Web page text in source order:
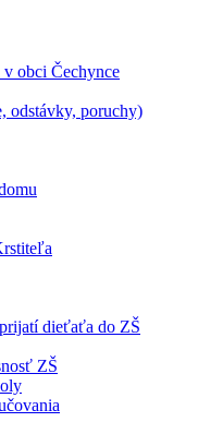
v obci Čechynce
odstávky, poruchy)
dieťaťa do ZŠ
ZŠ